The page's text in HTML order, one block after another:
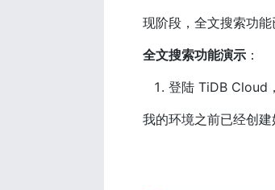
现阶段，全文搜索功
全文搜索功能演示：
登陆 TiDB Cloud
我的环境之前已经创建